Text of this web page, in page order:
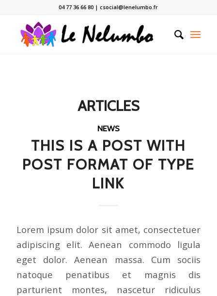
04 77 36 66 80 | csocial@lenelumbo.fr
ARTICLES
NEWS
THIS IS A POST WITH
POST FORMAT OF TYPE
LINK
Lorem ipsum dolor sit amet, consectetuer
adipiscing elit. Aenean commodo ligula
eget dolor. Aenean massa. Cum sociis
natoque penatibus et magnis dis
parturient montes, nascetur ridiculus